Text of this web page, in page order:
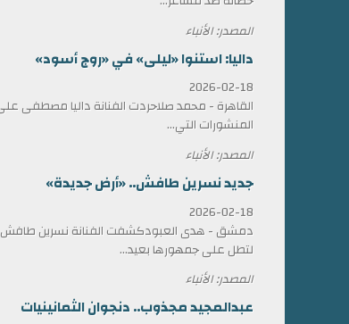
المصدر: الأنباء
داليا: استنوا «ليلى» في «روج أسود»
2026-02-18
القاهرة - محمد صلاحردت الفنانة داليا مصطفى على
المنشورات التي...
المصدر: الأنباء
جديد نسرين طافش.. «أرض جديدة»
2026-02-18
دمشق - هدى العبودكشفت الفنانة نسرين طافش
لتطل على جمهورها بعيد...
المصدر: الأنباء
عبدالمجيد مجذوب.. دنجوان الثمانينيات